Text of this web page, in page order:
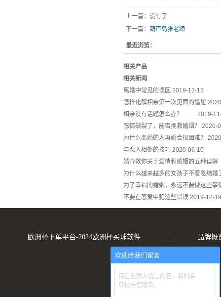
上一篇：没有了
下一篇： 葫芦岛张老师
最近浏览：
相关产品
相关新闻
离婚中常见的误区 2019-12-13
怎样化解相亲第一次见面的尴尬
相亲没有话题怎么办？
2019-
感情破裂了，能否挽救婚姻？
2020-
为什么离婚的人再婚会很困难？
与恋人相处的技巧 2020-06-10
婚介教你关于爱情和婚姻的五种
为什么越来越多的女孩子不着急结婚
为了幸福的婚姻，永远不要做这些事
不要在恋爱中犯这些错误 2019-12-19
欧洲杯下单平台-2024欧洲杯买球软件 品牌概
欢迎给我们留言
请在此输入留言内容，我们会
尽快与您联系。